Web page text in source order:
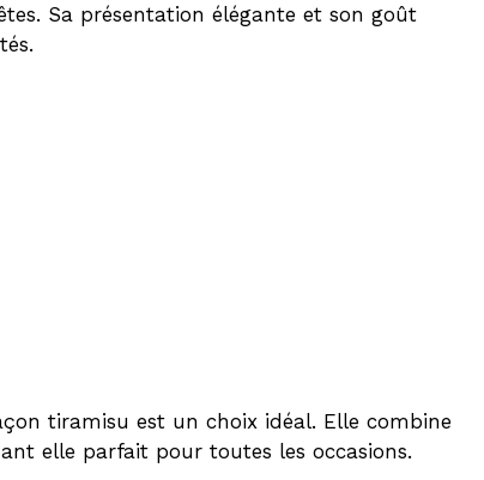
Sa présentation élégante et son goût
tiramisu est un choix idéal. Elle combine
elle parfait pour toutes les occasions.